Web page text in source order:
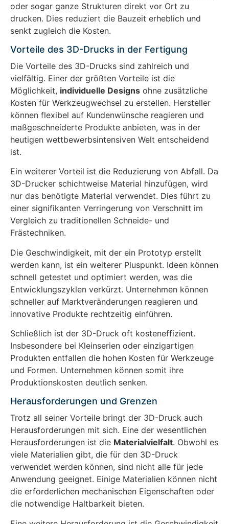
oder sogar ganze Strukturen direkt vor Ort zu
drucken. Dies reduziert die Bauzeit erheblich und
senkt zugleich die Kosten.
Vorteile des 3D-Drucks in der Fertigung
Die Vorteile des 3D-Drucks sind zahlreich und
vielfältig. Einer der größten Vorteile ist die
Möglichkeit, individuelle Designs ohne zusätzliche
Kosten für Werkzeugwechsel zu erstellen. Hersteller
können flexibel auf Kundenwünsche reagieren und
maßgeschneiderte Produkte anbieten, was in der
heutigen wettbewerbsintensiven Welt entscheidend
ist.
Ein weiterer Vorteil ist die Reduzierung von Abfall. Da
3D-Drucker schichtweise Material hinzufügen, wird
nur das benötigte Material verwendet. Dies führt zu
einer signifikanten Verringerung von Verschnitt im
Vergleich zu traditionellen Schneide- und
Frästechniken.
Die Geschwindigkeit, mit der ein Prototyp erstellt
werden kann, ist ein weiterer Pluspunkt. Ideen können
schnell getestet und optimiert werden, was die
Entwicklungszyklen verkürzt. Unternehmen können
schneller auf Marktveränderungen reagieren und
innovative Produkte rechtzeitig einführen.
Schließlich ist der 3D-Druck oft kosteneffizient.
Insbesondere bei Kleinserien oder einzigartigen
Produkten entfallen die hohen Kosten für Werkzeuge
und Formen. Unternehmen können somit ihre
Produktionskosten deutlich senken.
Herausforderungen und Grenzen
Trotz all seiner Vorteile bringt der 3D-Druck auch
Herausforderungen mit sich. Eine der wesentlichen
Herausforderungen ist die Materialvielfalt. Obwohl es
viele Materialien gibt, die für den 3D-Druck
verwendet werden können, sind nicht alle für jede
Anwendung geeignet. Einige Materialien können nicht
die erforderlichen mechanischen Eigenschaften oder
die notwendige Haltbarkeit bieten.